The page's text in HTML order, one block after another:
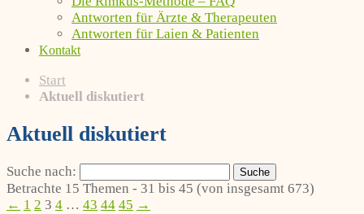
Antworten für Ärzte & Therapeuten
Antworten für Laien & Patienten
Kontakt
Start
Aktuell diskutiert
Aktuell diskutiert
Suche nach:
Betrachte 15 Themen - 31 bis 45 (von insgesamt 673)
← 1 2 3 4 … 43 44 45 →